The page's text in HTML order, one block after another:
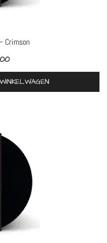
Crimson